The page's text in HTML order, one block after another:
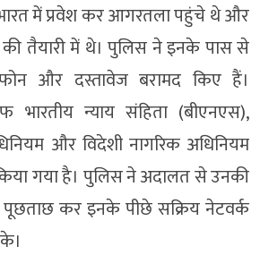
में प्रवेश कर आगरतला पहुंचे थे और
तैयारी में थे। पुलिस ने इनके पास से
और दस्तावेज बरामद किए हैं।
भारतीय न्याय संहिता (बीएनएस),
और विदेशी नागरिक अधिनियम
गया है। पुलिस ने अदालत से उनकी
पूछताछ कर इनके पीछे सक्रिय नेटवर्क